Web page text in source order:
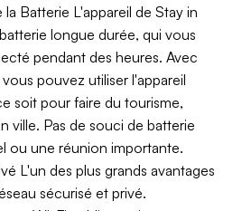
Batterie L'appareil de Stay in
longue durée, qui vous
pendant des heures. Avec
pouvez utiliser l'appareil
soit pour faire du tourisme,
ville. Pas de souci de batterie
ou une réunion importante.
L'un des plus grands avantages
sécurisé et privé.